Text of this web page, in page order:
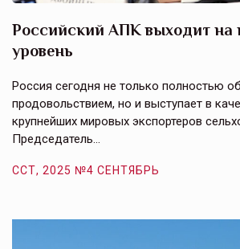
Российский АПК выходит на
уровень
Россия сегодня не только полностью
продовольствием, но и выступает в
крупнейших мировых экспортеров
Председатель…
ССТ, 2025 №4 СЕНТЯБРЬ